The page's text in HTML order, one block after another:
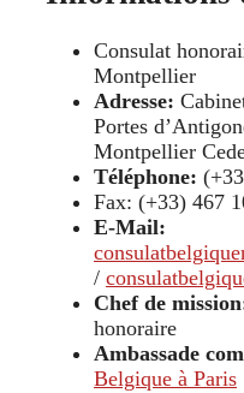
Consulat
Montpellier
Adresse:
Portes
Montpellier
Téléphone:
Fax: (+33) 467
E-Mail:
/
Chef de
honoraire
Ambassade
Belgique à Paris